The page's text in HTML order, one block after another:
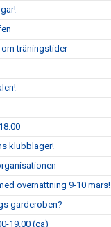
träningstider
klubbläger!
övernattning 9-10 mars!
garderoben?
19.00 (ca)